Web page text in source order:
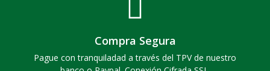
Compra Segura
Pague con tranquiladad a través del TPV de nuestro